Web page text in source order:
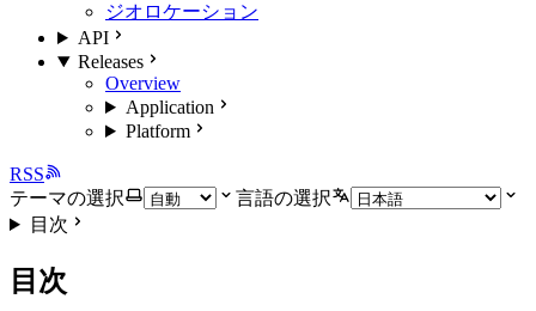
ジオロケーション
API
Releases
Overview
Application
Platform
RSS
テーマの選択
言語の選択
目次
目次